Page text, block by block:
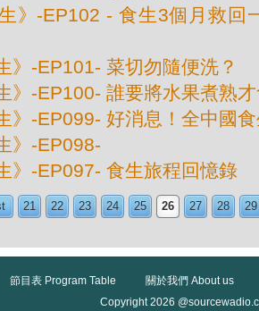
》-EP102 - 食生3個月救回
》-EP101- 菜切勿隨便洗？
》-EP100- 誰要將水果煮熟
》-EP099- 好消息！全中國
》-EP098-
》-EP097- 食生旅程回憶錄
21 22 23 24 25 26 27 28 29
節目表 Program Table
關於我們 About us
Copyright 2026